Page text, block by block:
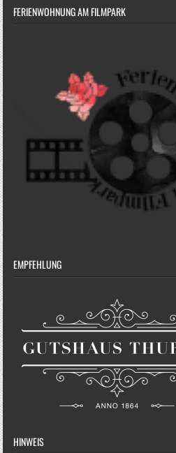
FERIENWOHNUNG AM FILMPARK
EMPFEHLUNG
HINWEIS